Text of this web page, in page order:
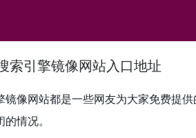
索引擎镜像网站入口地址
镜像网站都是一些网友为大家免费提
情况。